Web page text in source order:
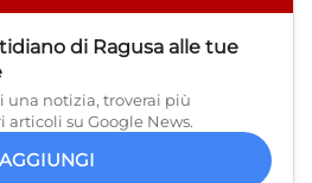
di Ragusa alle tue
una notizia, troverai più
su Google News.
AGGIUNGI